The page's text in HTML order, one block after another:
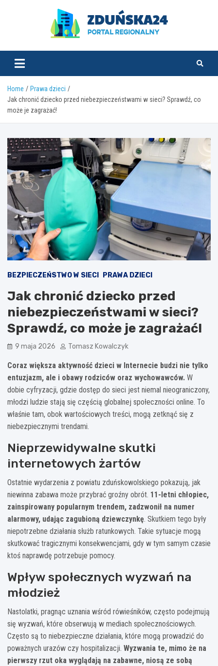
zdunska24.pl
Home
Prawa dzieci
Jak chronić dziecko przed niebezpieczeństwami w sieci? Sprawdź, co
może je zagrażać!
BEZPIECZEŃSTWO W SIECI PRAWA DZIECI
Jak chronić dziecko przed
niebezpieczeństwami w sieci?
Sprawdź, co może je zagrażać!
9 maja 2026 Tomasz Kowalczyk
Coraz większa aktywność dzieci w Internecie budzi nie tylko
entuzjazm, ale i obawy rodziców oraz wychowawców. W
dobie cyfryzacji, gdzie dostęp do sieci jest niemal nieograniczony,
młodzi ludzie stają się częścią globalnej społeczności online. To
właśnie tam, obok wartościowych treści, mogą zetknąć się z
niebezpiecznymi trendami.
Nieprzewidywalne skutki
internetowych żartów
Ostatnie wydarzenia z powiatu zduńskowolskiego pokazują, jak
niewinna zabawa może przybrać groźny obrót. 11-letni chłopiec,
zainspirowany popularnym trendem, zadzwonił na numer
alarmowy, udając zagubioną dziewczynkę. Skutkiem tego były
niepotrzebne działania służb ratunkowych. Takie sytuacje mogą
skutkować tragicznymi konsekwencjami, gdy w tym samym czasie
ktoś naprawdę potrzebuje pomocy.
Wpływ społecznych wyzwań na
młodzież
Nastolatki, pragnąc uznania wśród rówieśników, często podejmują
się wyzwań, które obserwują w mediach społecznościowych.
Często są to niebezpieczne działania, które mogą prowadzić do
poważnych urazów czy hospitalizacji. Wyzwania te, mimo że na
pierwszy rzut oka wyglądają na zabawne, niosą ze sobą